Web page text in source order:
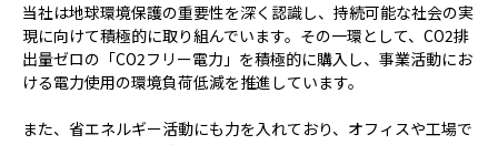
当社は地球環境保護の重要性を深く認識し、持続可能な社会の実
現に向けて積極的に取り組んでいます。その一環として、CO2排
出量ゼロの「CO2フリー電力」を積極的に購入し、事業活動にお
ける電力使用の環境負荷低減を推進しています。
また、省エネルギー活動にも力を入れており、オフィスや工場で